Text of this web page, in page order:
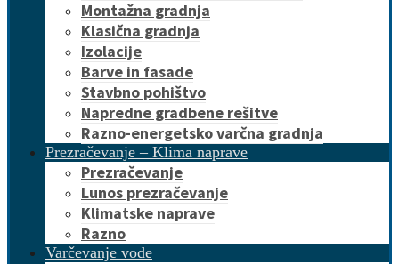
Montažna gradnja
Klasična gradnja
Izolacije
Barve in fasade
Stavbno pohištvo
Napredne gradbene rešitve
Razno-energetsko varčna gradnja
Prezračevanje – Klima naprave
Prezračevanje
Lunos prezračevanje
Klimatske naprave
Razno
Varčevanje vode